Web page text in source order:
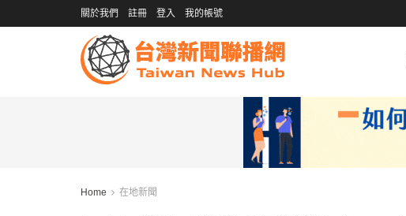
關於我們 註冊 登入 我的帳號
Home 在地新聞